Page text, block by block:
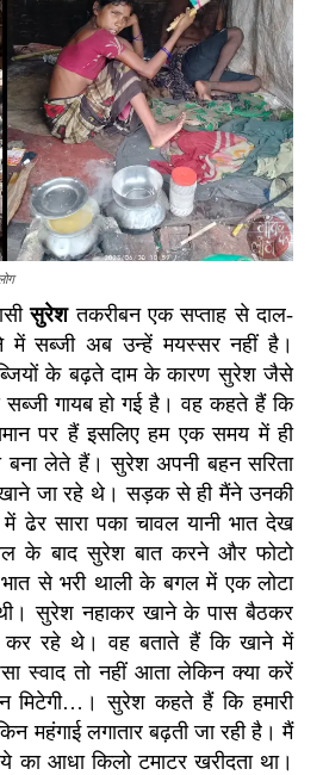
सुरेशतकरीबन एक सप्ताह से दाल-
सब्जी अब उन्हें मयस्सर नहीं है।
के बढ़ते दाम के कारण सुरेश जैसे
सब्जी गायब हो गई है। वह कहते हैं कि
पर हैं इसलिए हम एक समय में ही
लेते हैं। सुरेश अपनी बहन सरिता
जा रहे थे। सड़क से ही मैंने उनकी
ढेर सारा पका चावल यानी भात देख
के बाद सुरेश बात करने और फोटो
से भरी थाली के बगल में एक लोटा
सुरेश नहाकर खाने के पास बैठकर
कर रहे थे। वह बताते हैं कि खाने में
स्वाद तो नहीं आता लेकिन क्या करें
मिटेगी…। सुरेश कहते हैं कि हमारी
महंगाई लगातार बढ़ती जा रही है। मैं
का आधा किलो टमाटर खरीदता था।